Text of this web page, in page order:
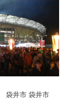
袋井市